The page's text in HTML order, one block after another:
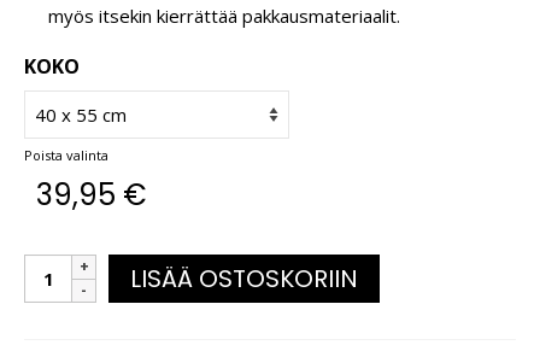
myös itsekin kierrättää pakkausmateriaalit.
KOKO
Poista valinta
39,95 €
LISÄÄ OSTOSKORIIN